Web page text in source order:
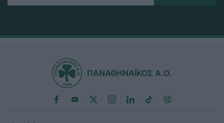
ΠΑΝΑΘΗΝΑΪΚΟΣ Α.Ο.